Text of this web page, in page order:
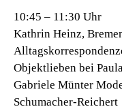
10:45 – 11:30 Uhr
Kathrin Heinz,
Objektlieben bei
Gabriele Münter
Schumacher-Reichert